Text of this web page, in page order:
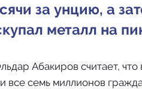
за унцию, а
металл на
Абакиров считает,
все семь миллионов